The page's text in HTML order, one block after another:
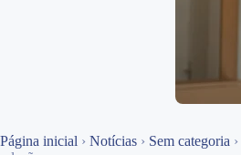
Página inicial › Notícias › Sem categoria ›